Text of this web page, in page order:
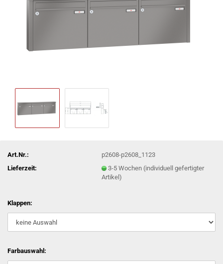
Art.Nr.:
p2608-p2608_1123
Lieferzeit:
3-5 Wochen (individuell gefertigter
Artikel)
Klappen:
Farbauswahl: